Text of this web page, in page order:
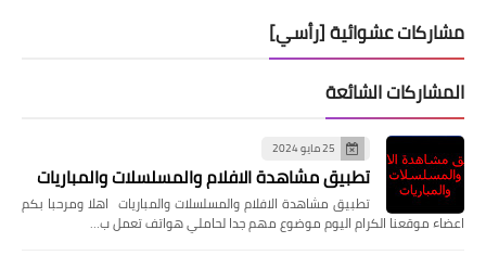
مشاركات عشوائية [رأسي]
المشاركات الشائعة
25 مايو 2024
تطبيق مشاهدة الافلام والمسلسلات والمباريات
تطبيق مشاهدة الافلام والمسلسلات والمباريات اهلا ومرحبا بكم
اعضاء موقعنا الكرام اليوم موضوع مهم جدا لحاملي هواتف تعمل ب…